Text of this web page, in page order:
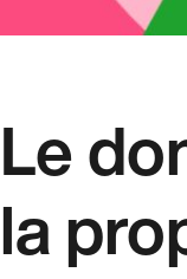
Le
la